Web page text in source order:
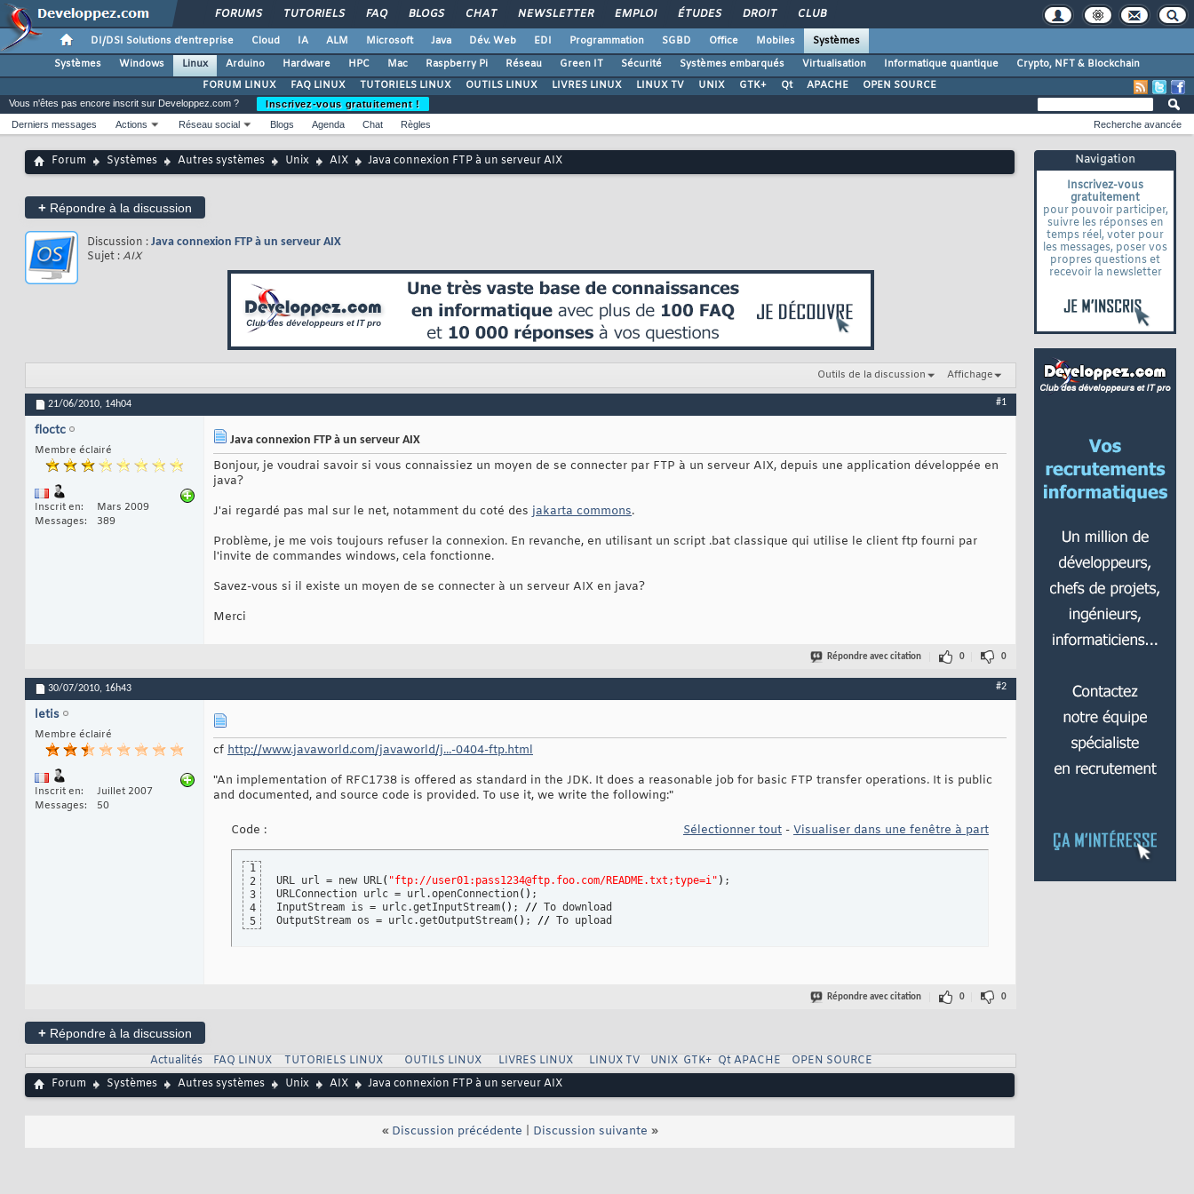
FORUMS TUTORIELS FAQ BLOGS CHAT NEWSLETTER EMPLOI ÉTUDES DROIT CLUB
DI/DSI Solutions d'entreprise Cloud IA ALM Microsoft Java Dév. Web EDI Programmation SGBD Office Mobiles
Systèmes
Systèmes
Windows Linux Arduino Hardware HPC Mac Raspberry Pi Réseau Green IT Sécurité Systèmes embarqués Virtualisation Informatique quantique
Crypto, NFT & Blockchain
FORUM LINUX
FAQ LINUX TUTORIELS LINUX OUTILS LINUX LIVRES LINUX LINUX TV UNIX GTK+ Qt APACHE OPEN SOURCE
Navigation
Inscrivez-vous
gratuitement
pour pouvoir participer,
suivre les réponses en
temps réel, voter pour
les messages, poser vos
propres questions et
recevoir la newsletter
Vous n'êtes pas encore inscrit sur Developpez.com ?
Inscrivez-vous gratuitement !
Derniers messages
Actions Réseau social Blogs Agenda Chat Règles Recherche avancée
Forum Systèmes Autres systèmes Unix AIX Java connexion FTP à un serveur AIX
+ Répondre à la discussion
Discussion : Java connexion FTP à un serveur AIX
Sujet :AIX
Outils de la discussion Affichage
21/06/2010, 14h04 #1
floctc
Membre éclairé
Inscrit en
Mars 2009
Messages
389
Java connexion FTP à un serveur AIX
Bonjour, je voudrai savoir si vous connaissiez un moyen de se connecter par FTP à un serveur AIX, depuis une application développée en
java?
J'ai regardé pas mal sur le net, notamment du coté des jakarta commons.
Problème, je me vois toujours refuser la connexion. En revanche, en utilisant un script .bat classique qui utilise le client ftp fourni par
l'invite de commandes windows, cela fonctionne.
Savez-vous si il existe un moyen de se connecter à un serveur AIX en java?
Merci
Répondre avec citation 0 0
30/07/2010, 16h43 #2
letis
Membre éclairé
Inscrit en
Juillet 2007
Messages
50
cf http://www.javaworld.com/javaworld/j...-0404-ftp.html
"An implementation of RFC1738 is offered as standard in the JDK. It does a reasonable job for basic FTP transfer operations. It is public
and documented, and source code is provided. To use it, we write the following:"
Code : Sélectionner tout - Visualiser dans une fenêtre à part
1
2
3
4
5
URL url = new URL( "ftp://user01:pass1234@ftp.foo.com/README.txt;type=i" ) ;
URLConnection urlc = url.openConnection( ) ;
InputStream is = urlc.getInputStream( ) ; // To download
OutputStream os = urlc.getOutputStream( ) ; // To upload
Répondre avec citation 0 0
+ Répondre à la discussion
Actualités
FAQ LINUX TUTORIELS LINUX OUTILS LINUX LIVRES LINUX LINUX TV UNIX GTK+ Qt APACHE
OPEN SOURCE
Forum
Systèmes Autres systèmes Unix AIX Java connexion FTP à un serveur AIX
« Discussion précédente Discussion suivante »